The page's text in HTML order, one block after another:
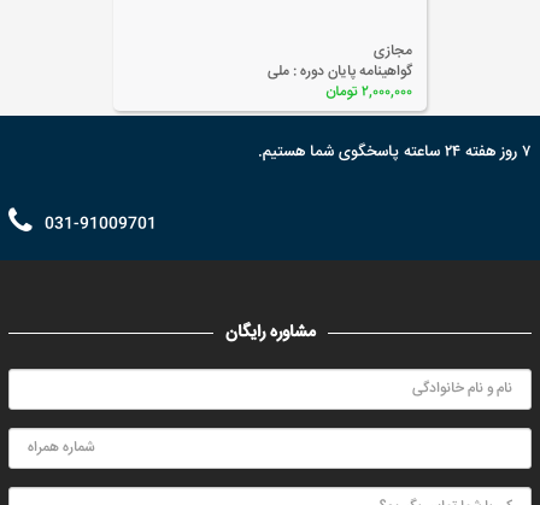
مجازی
گواهینامه پایان دوره : ملی
۲,۰۰۰,۰۰۰ تومان
۷ روز هفته ۲۴ ساعته پاسخگوی شما هستیم.
031-91009701
مشاوره رایگان